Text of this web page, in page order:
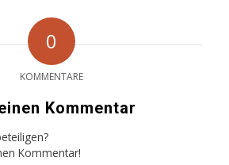
0
KOMMENTARE
Kommentar
Kommentar!